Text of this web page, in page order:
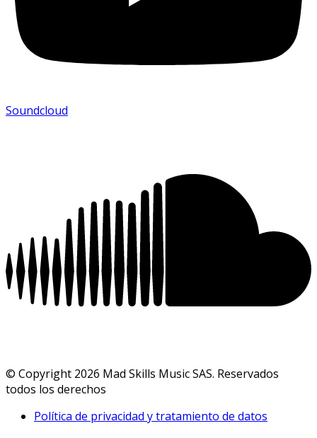
Soundcloud
© Copyright 2026 Mad Skills Music SAS. Reservados
todos los derechos
Política de privacidad y tratamiento de datos